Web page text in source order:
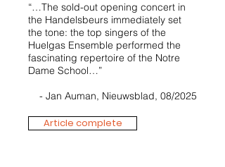
“…The sold-out opening concert in
the Handelsbeurs immediately set
the tone: the top singers of the
Huelgas Ensemble performed the
fascinating repertoire of the Notre
Dame School…”
- Jan Auman, Nieuwsblad, 08/2025
Article complete